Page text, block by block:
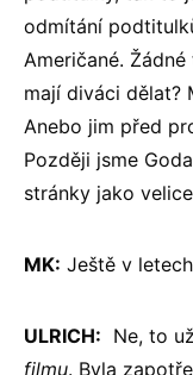
odmítání
Američané.
mají diváci dělat?
Anebo jim před
Později jsme
stránky jako
MK: Ještě v
ULRICH: Ne, to
filmu. Byla